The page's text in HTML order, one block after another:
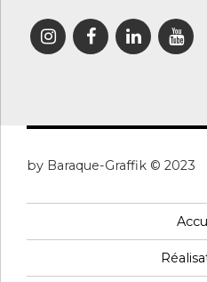
by Baraque-Graffik © 2023